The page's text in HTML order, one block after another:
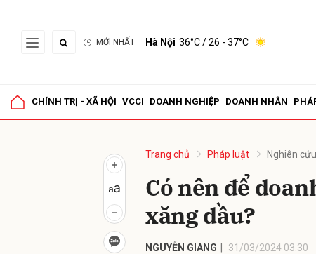
MỚI NHẤT Hà Nội 36°C/ 26 - 37°C
CHÍNH TRỊ - XÃ HỘI VCCI DOANH NGHIỆP DOANH NHÂN
Trang chủ Pháp luật Nghiên
Có nên để
xăng dầu?
NGUYỄN GIANG 31/03/2024 03:30